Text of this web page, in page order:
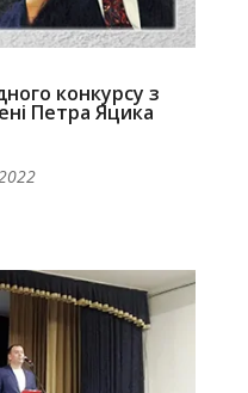
конкурсу з
Петра Яцика